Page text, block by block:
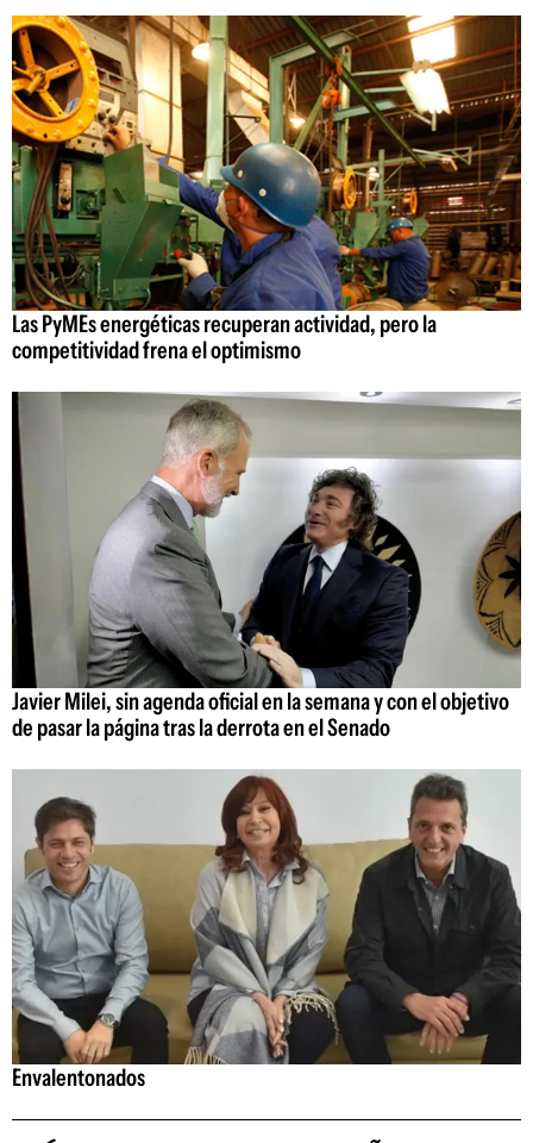
Las PyMEs energéticas recuperan actividad, pero la
competitividad frena el optimismo
Javier Milei, sin agenda oficial en la semana y con el objetivo
de pasar la página tras la derrota en el Senado
Envalentonados